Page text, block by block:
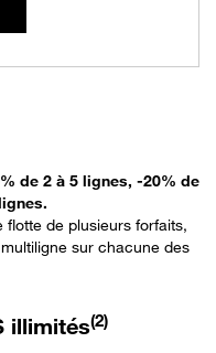
de 2 à 5 lignes, -20% de
de plusieurs forfaits,
sur chacune des
illimités(2)